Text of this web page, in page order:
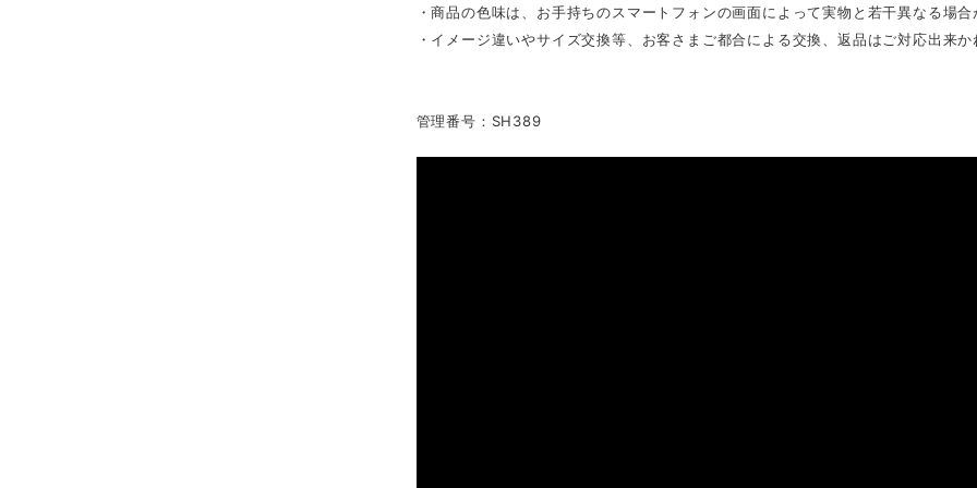
・商品の色味は、お手持ちのスマートフォンの画面によって実物と若干異なる場合
・イメージ違いやサイズ交換等、お客さまご都合による交換、返品はご対応出来か
管理番号：SH389